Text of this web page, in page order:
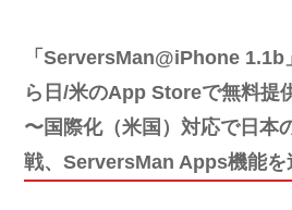
「ServersMan@iPhone
ら日/米のApp Storeで無料提
〜国際化（米国）対応で日本
戦、ServersMan Apps機能を